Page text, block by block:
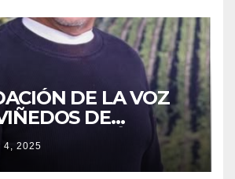
DE LA VOZ
DE
RECONOCIÓ A
EMPLEADOS DEL
4, 2025